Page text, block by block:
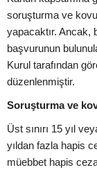
soruşturma ve
yapacaktır. Ancak,
başvurunun
Kurul tarafından
düzenlenmiştir.
Soruşturma ve
Üst sınırı 15 yıl
yıldan fazla hapis
müebbet hapis